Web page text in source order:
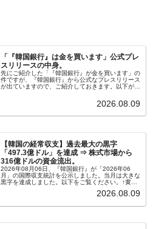
「『韓国銀行』は金を買います」公式プレ
スリリースの中身。
先にご紹介した「『韓国銀行』が金を買います」の
件ですが、『韓国銀行』から公式なプレスリリース
が出ていますので、ご紹介しておきます。以下が全
れ協力体制を構築□『韓国銀行』は、国内生産金の
2026.08.09
【韓国の経常収支】過去最大の黒字
「497.3億ドル」を達成 ⇒ 株式市場から
316億ドルの資金流出。
2026年08月06日、『韓国銀行』が「2026年06
月」の国際収支統計を公示しました。当月は大きな
黒字を達成しました。以下をご覧ください。↑黄色
の経常収支です。2026年06月貿易収支：4...
2026.08.09